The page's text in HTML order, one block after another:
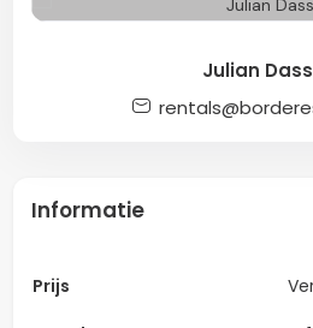
Informatie
Prijs
Julian